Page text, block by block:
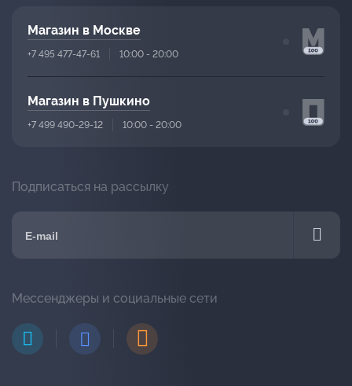
Магазин в Москве
+7 495 477-47-61 10:00 - 20:00
Магазин в Пушкино
+7 499 490-29-12 10:00 - 20:00
Подписаться на рассылку
Мессенджеры и социальные сети